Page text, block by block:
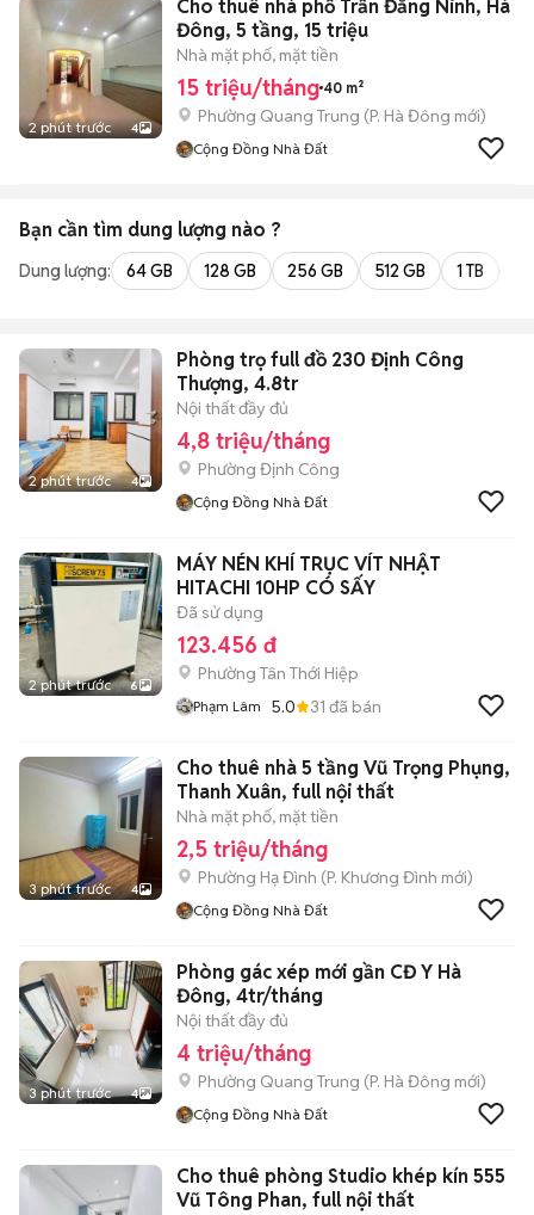
2 phút trước 4
Cho thuê nhà phố Trần Đăng Ninh, Hà
Đông, 5 tầng, 15 triệu
Nhà mặt phố, mặt tiền
15 triệu/tháng 40 m²
Phường Quang Trung (P. Hà Đông mới)
Cộng Đồng Nhà Đất
Bạn cần tìm dung lượng nào ?
Dung lượng: 64 GB 128 GB 256 GB 512 GB 1 TB
2 phút trước 4
Phòng trọ full đồ 230 Định Công
Thượng, 4.8tr
Nội thất đầy đủ
4,8 triệu/tháng
Phường Định Công
Cộng Đồng Nhà Đất
2 phút trước 6
MÁY NÉN KHÍ TRỤC VÍT NHẬT
HITACHI 10HP CÓ SẤY
Đã sử dụng
123.456 đ
Phường Tân Thới Hiệp
Phạm Lâm 5.0 31 đã bán
3 phút trước 4
Cho thuê nhà 5 tầng Vũ Trọng Phụng,
Thanh Xuân, full nội thất
Nhà mặt phố, mặt tiền
2,5 triệu/tháng
Phường Hạ Đình (P. Khương Đình mới)
Cộng Đồng Nhà Đất
3 phút trước 4
Phòng gác xép mới gần CĐ Y Hà
Đông, 4tr/tháng
Nội thất đầy đủ
4 triệu/tháng
Phường Quang Trung (P. Hà Đông mới)
Cộng Đồng Nhà Đất
Cho thuê phòng Studio khép kín 555
Vũ Tông Phan, full nội thất